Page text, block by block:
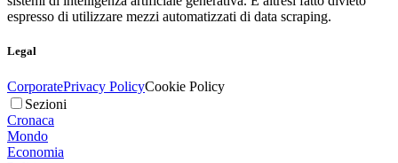
espresso di utilizzare mezzi automatizzati di data scraping.
Legal
CorporatePrivacy PolicyCookie Policy
Sezioni
Cronaca
Mondo
Economia